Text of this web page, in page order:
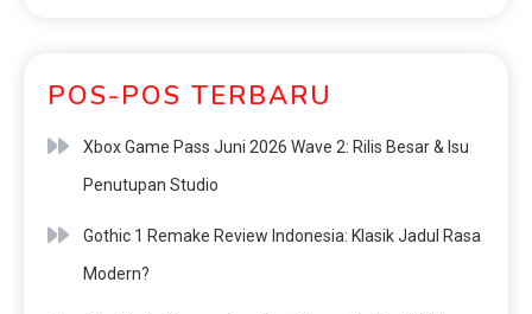
POS-POS TERBARU
Xbox Game Pass Juni 2026 Wave 2: Rilis Besar & Isu
Penutupan Studio
Gothic 1 Remake Review Indonesia: Klasik Jadul Rasa
Modern?